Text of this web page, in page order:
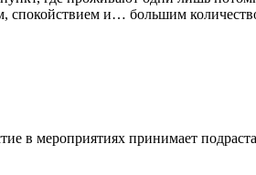
спокойствием и… большим
в мероприятиях принимает